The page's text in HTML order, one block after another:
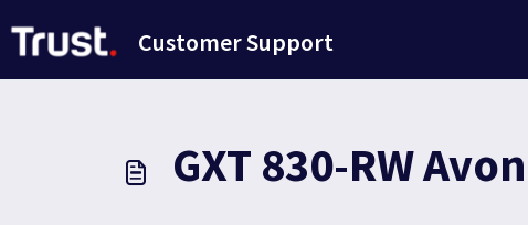
Customer Support
GXT 830-RW